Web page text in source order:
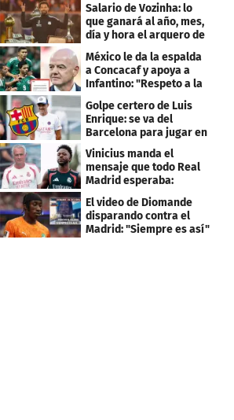
Salario de Vozinha: lo
que ganará al año, mes,
día y hora el arquero de
Cabo Verde
México le da la espalda
a Concacaf y apoya a
Infantino: "Respeto a la
gobernanza"
Golpe certero de Luis
Enrique: se va del
Barcelona para jugar en
el PSG
Vinicius manda el
mensaje que todo Real
Madrid esperaba:
"Mourinho..."
El video de Diomande
disparando contra el
Madrid: "Siempre es así"